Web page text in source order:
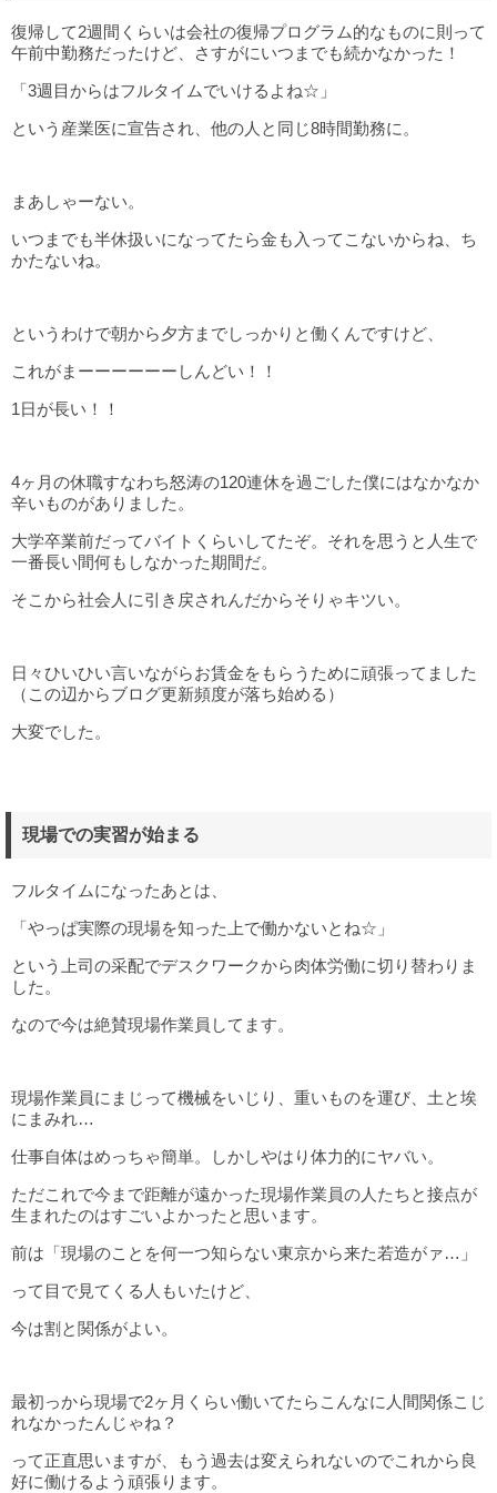
復帰して2週間くらいは会社の復帰プログラム的なものに則って
午前中勤務だったけど、さすがにいつまでも続かなかった！
「3週目からはフルタイムでいけるよね☆」
という産業医に宣告され、他の人と同じ8時間勤務に。
まあしゃーない。
いつまでも半休扱いになってたら金も入ってこないからね、ち
かたないね。
というわけで朝から夕方までしっかりと働くんですけど、
これがまーーーーーーしんどい！！
1日が長い！！
4ヶ月の休職すなわち怒涛の120連休を過ごした僕にはなかなか
辛いものがありました。
大学卒業前だってバイトくらいしてたぞ。それを思うと人生で
一番長い間何もしなかった期間だ。
そこから社会人に引き戻されんだからそりゃキツい。
日々ひいひい言いながらお賃金をもらうために頑張ってました
（この辺からブログ更新頻度が落ち始める）
大変でした。
現場での実習が始まる
フルタイムになったあとは、
「やっぱ実際の現場を知った上で働かないとね☆」
という上司の采配でデスクワークから肉体労働に切り替わりま
した。
なので今は絶賛現場作業員してます。
現場作業員にまじって機械をいじり、重いものを運び、土と埃
にまみれ…
仕事自体はめっちゃ簡単。しかしやはり体力的にヤバい。
ただこれで今まで距離が遠かった現場作業員の人たちと接点が
生まれたのはすごいよかったと思います。
前は「現場のことを何一つ知らない東京から来た若造がァ…」
って目で見てくる人もいたけど、
今は割と関係がよい。
最初っから現場で2ヶ月くらい働いてたらこんなに人間関係こじ
れなかったんじゃね？
って正直思いますが、もう過去は変えられないのでこれから良
好に働けるよう頑張ります。